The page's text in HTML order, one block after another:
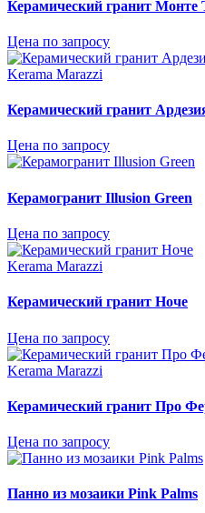
Керамический гранит Монте
Цена по запросу
Kerama Marazzi
Керамический гранит
Цена по запросу
Керамогранит Illusion Green
Цена по запросу
Kerama Marazzi
Керамический гранит Ноче
Цена по запросу
Kerama Marazzi
Керамический гранит Про
Цена по запросу
Панно из мозаики Pink Palms